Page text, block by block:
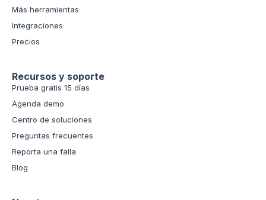
Más herramientas
Integraciones
Precios
Recursos y soporte
Prueba gratis 15 días
Agenda demo
Centro de soluciones
Preguntas frecuentes
Reporta una falla
Blog